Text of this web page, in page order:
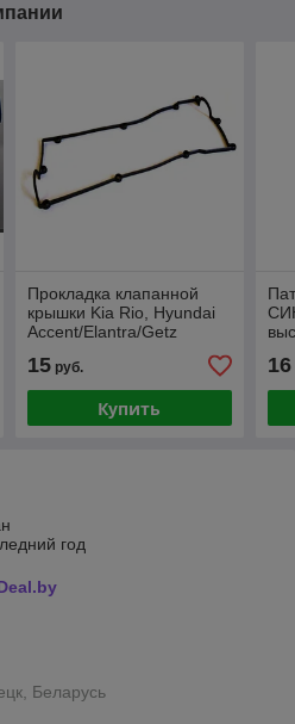
Прокладка клапанной
крышки Kia Rio, Hyundai
Accent/Elantra/Getz
15руб.
Купить
16
год
Беларусь